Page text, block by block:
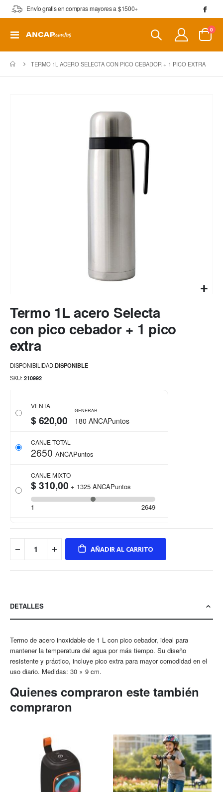
Envío gratis en compras mayores a $1500+
Toggle
Cart
0
TERMO 1L ACERO SELECTA CON PICO CEBADOR + 1 PICO EXTRA
al
comienzo
de
galería
de
Termo 1L acero Selecta
con pico cebador + 1 pico
extra
DISPONIBILIDAD:DISPONIBLE
SKU 210992
VENTA
$ 620,00
GENERAR
180 ANCAPuntos
CANJE TOTAL
2650ANCAPuntos
CANJE MIXTO
$ 310,00 + 1325 ANCAPuntos
1 2649
AÑADIR AL CARRITO
DETALLES
Termo de acero inoxidable de 1 L con pico cebador, ideal para
mantener la temperatura del agua por más tiempo. Su diseño
resistente y práctico, incluye pico extra para mayor comodidad en el
uso diario. Medidas: 30 × 9 cm.
Quienes compraron este también
compraron